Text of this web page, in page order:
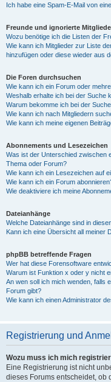
Ich habe eine Spam-E-Mail von
Freunde und ignorierte
Wozu benötige ich die Listen der
Wie kann ich Mitglieder zur Liste
hinzufügen oder diese wieder aus
Die Foren durchsuchen
Wie kann ich ein Forum oder
Weshalb erhalte ich bei der Suche
Warum bekomme ich bei der
Wie kann ich nach Mitgliedern
Wie kann ich meine eigenen
Abonnements und Lesezeichen
Was ist der Unterschied zwischen
Thema oder Forum?
Wie kann ich ein Lesezeichen auf
Wie kann ich ein Forum
Wie deaktiviere ich meine
Dateianhänge
Welche Dateianhänge sind in
Kann ich eine Übersicht all meiner
phpBB betreffende Fragen
Wer hat diese Forensoftware
Warum ist Funktion x oder y nicht
An wen soll ich mich wenden, falls
Forum gibt?
Wie kann ich einen Administrator
Registrierung und
Wozu muss ich mich
Eine Registrierung ist nicht
dieses Forums entscheidet, ob